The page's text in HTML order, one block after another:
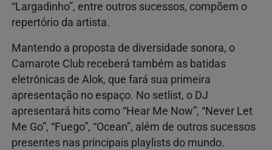
“Largadinho”, entre outros sucessos, compõem o
repertório da artista.
Mantendo a proposta de diversidade sonora, o
Camarote Club receberá também as batidas
eletrônicas de Alok, que fará sua primeira
apresentação no espaço. No setlist, o DJ
apresentará hits como “Hear Me Now”, “Never Let
Me Go”, “Fuego”, “Ocean”, além de outros sucessos
presentes nas principais playlists do mundo.